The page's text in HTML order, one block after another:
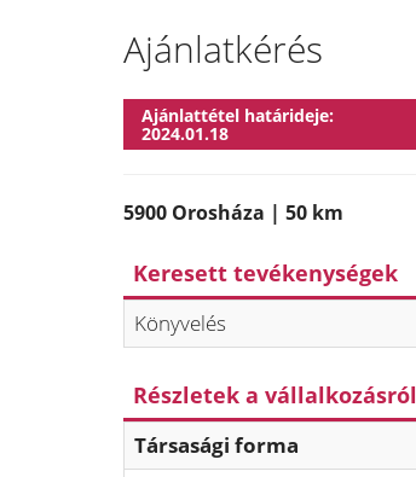
Ajánlatkérés
Ajánlattétel határideje:
2024.01.18
5900 Orosháza | 50 km
Keresett tevékenységek
Könyvelés
Részletek a vállalkozásról
Társasági forma